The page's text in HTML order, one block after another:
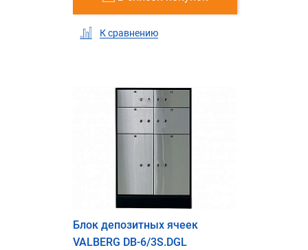
К сравнению
Блок депозитных ячеек
VALBERG DB-6/3S.DGL